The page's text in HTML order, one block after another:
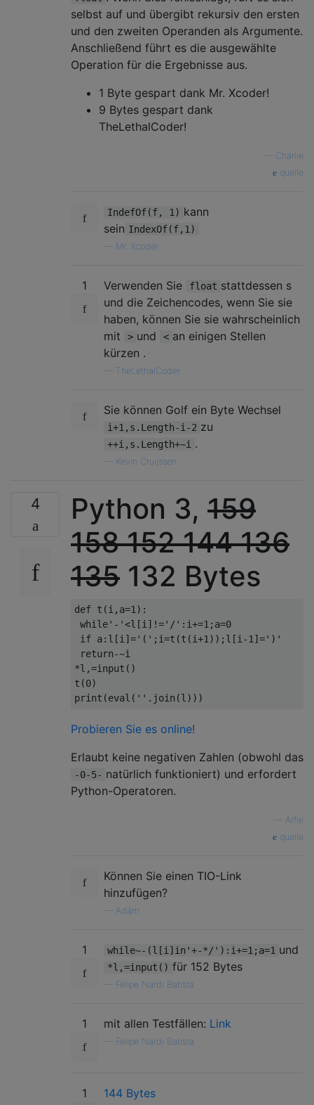
selbst auf und übergibt rekursiv den ersten
und den zweiten Operanden als Argumente.
Anschließend führt es die ausgewählte
Operation für die Ergebnisse aus.
1 Byte gespart dank Mr. Xcoder!
9 Bytes gespart dank
TheLethalCoder!
Charlie
quelle
IndefOf(f, 1) kann
sein IndexOf(f,1)
Mr. Xcoder
1 Verwenden Sie float stattdessen s
und die Zeichencodes, wenn Sie sie
haben, können Sie sie wahrscheinlich
mit
> und < an einigen Stellen
kürzen .
TheLethalCoder
Sie können Golf ein Byte Wechsel
i+1,s.Length-i-2 zu
++i,s.Length+~i .
Kevin Cruijssen
4 Python 3, 159
158152144136
135 132 Bytes
def t (i , a=1 ):
while'-'<l [i ]!='/' : i+=1 ; a=0
if a: l [i ]='(' ; i=t (t (i+1 )); l [i -1 ]=')'
return-~
*l ,=input ()
t (0)
print (eval ( '' . join (l )))
Probieren Sie es online!
Erlaubt keine negativen Zahlen (obwohl das
-0-5- natürlich funktioniert) und erfordert
Python-Operatoren.
Arfie
quelle
Können Sie einen TIO-Link
hinzufügen?
Adám
1 while~-(l[i]in'+-*/'):i+=1;a=1 und
*l,=input() für 152 Bytes
Felipe Nardi Batista
1 mit allen Testfällen: Link
Felipe Nardi Batista
1 144 Bytes